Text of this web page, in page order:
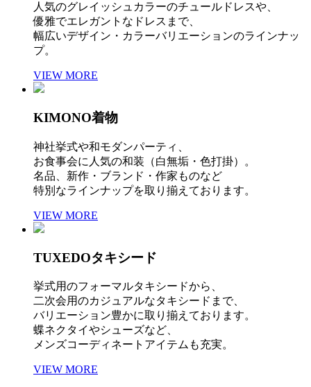
人気のグレイッシュカラーのチュールドレスや、
優雅でエレガントなドレスまで、
幅広いデザイン・カラーバリエーションのラインナッ
プ。
VIEW MORE
KIMONO着物
神社挙式や和モダンパーティ、
お食事会に人気の和装（白無垢・色打掛）。
名品、新作・ブランド・作家ものなど
特別なラインナップを取り揃えております。
VIEW MORE
TUXEDOタキシード
挙式用のフォーマルタキシードから、
二次会用のカジュアルなタキシードまで、
バリエーション豊かに取り揃えております。
蝶ネクタイやシューズなど、
メンズコーディネートアイテムも充実。
VIEW MORE